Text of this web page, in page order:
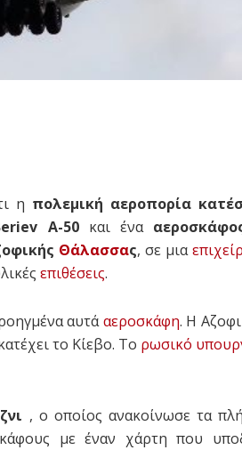
η πολεμική αεροπορία
A-50 και ένα
Θάλασσας, σε μια
επιθέσεις.
αυτάαεροσκάφη. Η
το Κίεβο. Το ρωσικό
, ο οποίος ανακοίνωσε τα
με έναν χάρτη που